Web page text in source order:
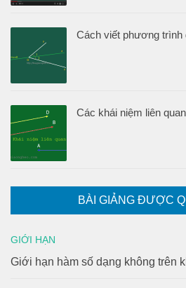
Cách viết phương trình
Các khái niệm liên
BÀI GIẢNG ĐƯỢC
GIỚI HẠN
Giới hạn hàm số dạng không trên